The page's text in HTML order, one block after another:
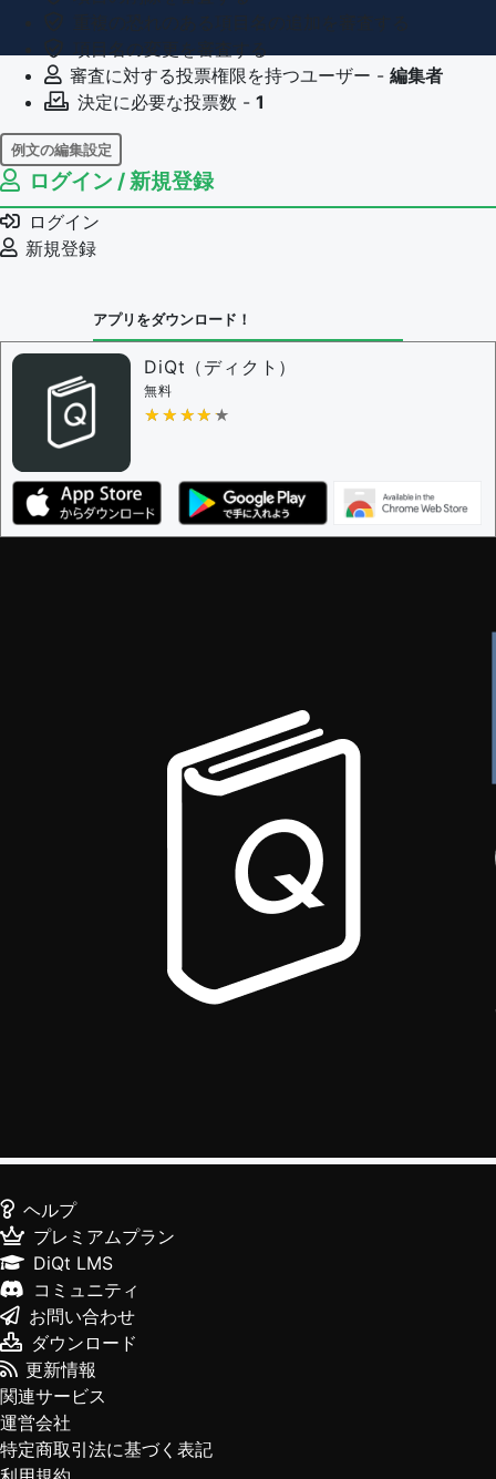
審査に対する投票権限を持つユーザー - 編集者
決定に必要な投票数 - 1
例文の編集設定
例文の編集権限を持つユーザー -
例文の削除を審査する
審査に対する投票権限を持つユーザー -
決定に必要な投票数 -
問題の編集権限を持つユーザー -すべてのユーザー
審査に対する投票権限を持つユーザー -
決定に必要な投票数 -
編集ガイドライン
ログイン / 新規登録
ログイン
新規登録
アプリをダウンロード！
DiQt（ディクト）
無料
★★★★★
★★★★★
ヘルプ
プレミアムプラン
DiQt LMS
コミュニティ
お問い合わせ
ダウンロード
更新情報
関連サービス
運営会社
特定商取引法に基づく表記